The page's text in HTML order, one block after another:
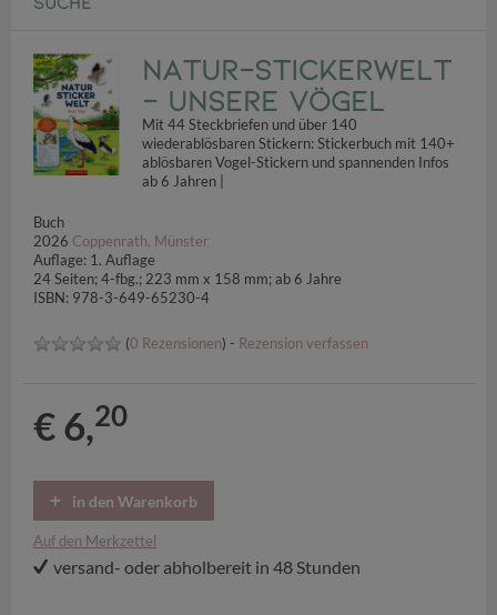
Natur-Stickerwelt
- Unsere Vögel
Mit 44 Steckbriefen und über 140
wiederablösbaren Stickern: Stickerbuch mit 140+
ablösbaren Vogel-Stickern und spannenden Infos
ab 6 Jahren |
Buch
2026 Coppenrath, Münster
Auflage: 1. Auflage
24 Seiten; 4-fbg.; 223 mm x 158 mm; ab 6 Jahre
ISBN: 978-3-649-65230-4
(0 Rezensionen) - Rezension verfassen
€ 6,20
in den Warenkorb
Auf den Merkzettel
versand- oder abholbereit in 48 Stunden